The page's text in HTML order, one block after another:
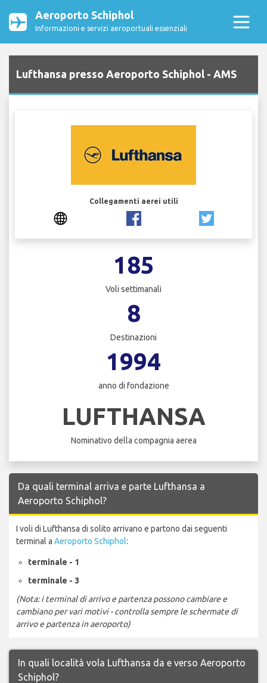
Aeroporto Schiphol
Informazioni e servizi aeroportuali essenziali
Lufthansa presso Aeroporto Schiphol - AMS
Collegamenti aerei utili
185
Voli settimanali
8
Destinazioni
1994
anno di fondazione
LUFTHANSA
Nominativo della compagnia aerea
Da quali terminal arriva e parte Lufthansa a
Aeroporto Schiphol?
I voli di Lufthansa di solito arrivano e partono dai seguenti
terminal a Aeroporto Schiphol:
terminale - 1
terminale - 3
(Nota: i terminal di arrivo e partenza possono cambiare e
cambiano per vari motivi - controlla sempre le schermate di
arrivo e partenza in aeroporto)
In quali località vola Lufthansa da e verso Aeroporto
Schiphol?